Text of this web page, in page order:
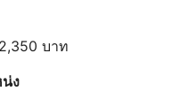
บาท
ง